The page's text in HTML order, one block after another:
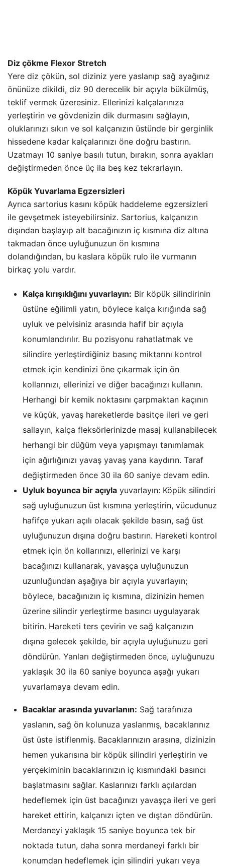
Diz çökme Flexor Stretch
Yere diz çökün, sol diziniz yere yaslanıp sağ ayağınız
önünüze dikildi, diz 90 derecelik bir açıyla bükülmüş,
teklif vermek üzeresiniz. Ellerinizi kalçalarınıza
yerleştirin ve gövdenizin dik durmasını sağlayın,
oluklarınızı sıkın ve sol kalçanızın üstünde bir gerginlik
hissedene kadar kalçalarınızı öne doğru bastırın.
Uzatmayı 10 saniye basılı tutun, bırakın, sonra ayakları
değiştirmeden önce üç ila beş kez tekrarlayın.
Köpük Yuvarlama Egzersizleri
Ayrıca sartorius kasını köpük haddeleme egzersizleri
ile gevşetmek isteyebilirsiniz. Sartorius, kalçanızın
dışından başlayıp alt bacağınızın iç kısmına diz altına
takmadan önce uyluğunuzun ön kısmına
dolandığından, bu kaslara köpük rulo ile vurmanın
birkaç yolu vardır.
Kalça kırışıklığını yuvarlayın: Bir köpük silindirinin
üstüne eğilimli yatın, böylece kalça kırığında sağ
uyluk ve pelvisiniz arasında hafif bir açıyla
konumlandırılır. Bu pozisyonu rahatlatmak ve
silindire yerleştirdiğiniz basınç miktarını kontrol
etmek için kendinizi öne çıkarmak için ön
kollarınızı, ellerinizi ve diğer bacağınızı kullanın.
Herhangi bir kemik noktasını çarpmaktan kaçının
ve küçük, yavaş hareketlerde basitçe ileri ve geri
sallayın, kalça fleksörlerinizde masaj kullanabilecek
herhangi bir düğüm veya yapışmayı tanımlamak
için ağırlığınızı yavaş yavaş yana kaydırın. Taraf
değiştirmeden önce 30 ila 60 saniye devam edin.
Uyluk boyunca bir açıyla yuvarlayın: Köpük silindiri
sağ uyluğunuzun üst kısmına yerleştirin, vücudunuz
hafifçe yukarı açılı olacak şekilde basın, sağ üst
uyluğunuzun dışına doğru bastırın. Hareketi kontrol
etmek için ön kollarınızı, ellerinizi ve karşı
bacağınızı kullanarak, yavaşça uyluğunuzun
uzunluğundan aşağıya bir açıyla yuvarlayın;
böylece, bacağınızın iç kısmına, dizinizin hemen
üzerine silindir yerleştirme basıncı uygulayarak
bitirin. Hareketi ters çevirin ve sağ kalçanızın
dışına gelecek şekilde, bir açıyla uyluğunuzu geri
döndürün. Yanları değiştirmeden önce, uyluğunuzu
yaklaşık 30 ila 60 saniye boyunca aşağı yukarı
yuvarlamaya devam edin.
Bacaklar arasında yuvarlanın: Sağ tarafınıza
yaslanın, sağ ön kolunuza yaslanmış, bacaklarınız
üst üste istiflenmiş. Bacaklarınızın arasına, dizinizin
hemen yukarısına bir köpük silindiri yerleştirin ve
yerçekiminin bacaklarınızın iç kısmındaki basıncı
başlatmasını sağlar. Kaslarınızı farklı açılardan
hedeflemek için üst bacağınızı yavaşça ileri ve geri
hareket ettirin, kalçanızı içten ve dıştan döndürün.
Merdaneyi yaklaşık 15 saniye boyunca tek bir
noktada tutun, daha sonra merdaneyi farklı bir
konumdan hedeflemek için silindiri yukarı veya